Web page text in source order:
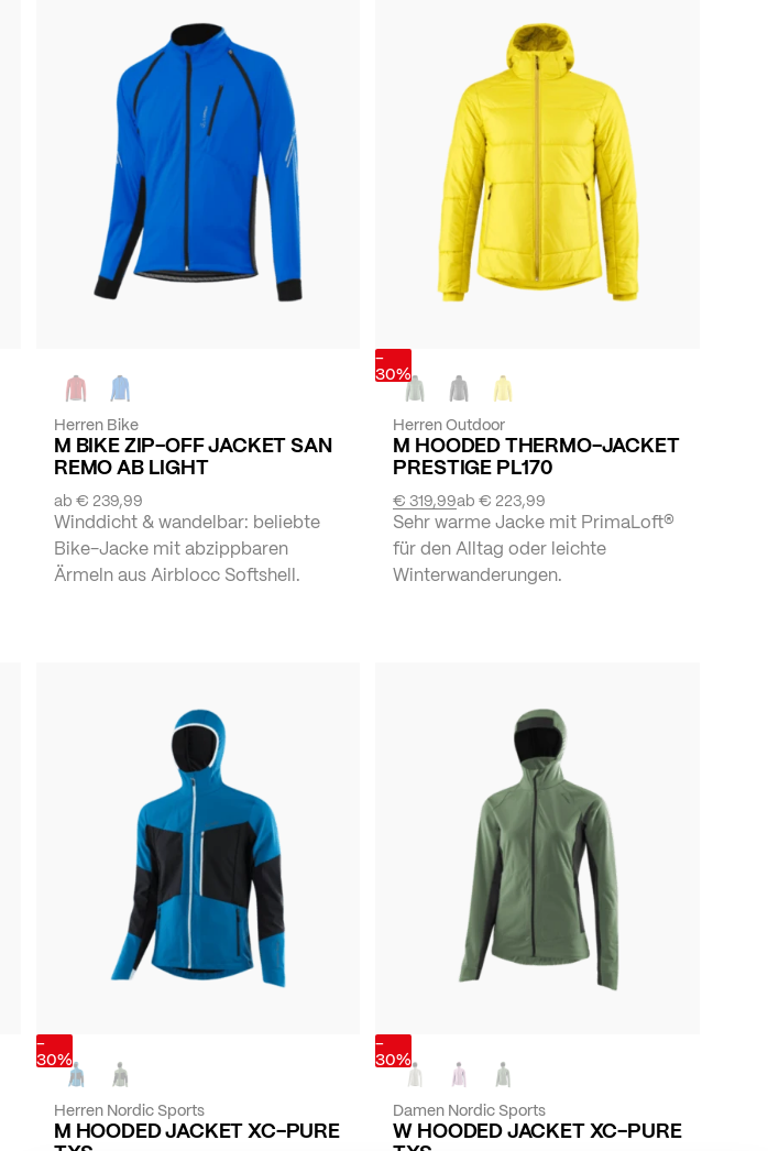
Herren Bike
M BIKE ZIP-OFF JACKET SAN
REMO AB LIGHT
ab€ 239,99
Winddicht & wandelbar: beliebte
Bike-Jacke mit abzippbaren
Ärmeln aus Airblocc Softshell.
-
30%
Herren Outdoor
M HOODED THERMO-JACKET
PRESTIGE PL170
ab € 223,99
€ 319,99
Sehr warme Jacke mit PrimaLoft®
für den Alltag oder leichte
Winterwanderungen.
-
30%
Herren Nordic Sports
M HOODED JACKET XC-PURE
-
30%
Damen Nordic Sports
W HOODED JACKET XC-PURE